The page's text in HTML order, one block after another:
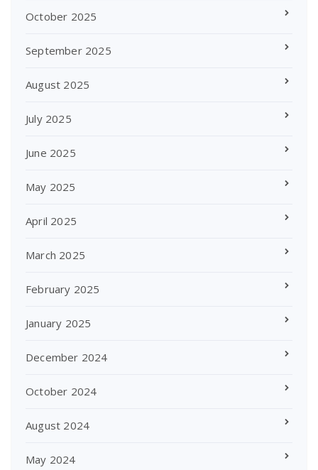
October 2025
September 2025
August 2025
July 2025
June 2025
May 2025
April 2025
March 2025
February 2025
January 2025
December 2024
October 2024
August 2024
May 2024